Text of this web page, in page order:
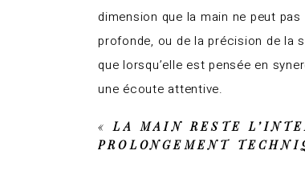
dimension que la main ne peut
profonde, ou de la précision de la
que lorsqu’elle est pensée en
une écoute attentive.
«LA MAIN RESTE
PROLONGEMENT